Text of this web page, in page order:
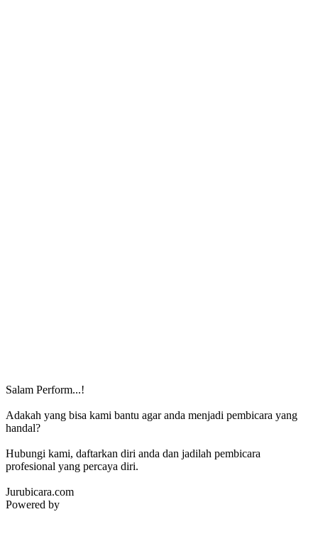
Salam Perform...!
Adakah yang bisa kami bantu agar anda menjadi pembicara yang
handal?
Hubungi kami, daftarkan diri anda dan jadilah pembicara
profesional yang percaya diri.
Jurubicara.com
Powered by